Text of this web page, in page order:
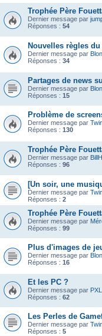
Trophée Père
Dernier message par
Réponses : 54
Nouvelles règles
Dernier message par
Réponses : 34
Partages de news
Dernier message par
Réponses : 15
Problème de
Dernier message par
Réponses : 130
Trophée Père
Dernier message par
Réponses : 96
[Un soir, une
Dernier message par
Réponses : 2
Trophée Père
Dernier message par
Réponses : 99
Plus d'images de
Dernier message par
Réponses : 16
Et les PC ?
Dernier message par PXL
Réponses : 62
Les Perles de
Dernier message par
Réponses : 5